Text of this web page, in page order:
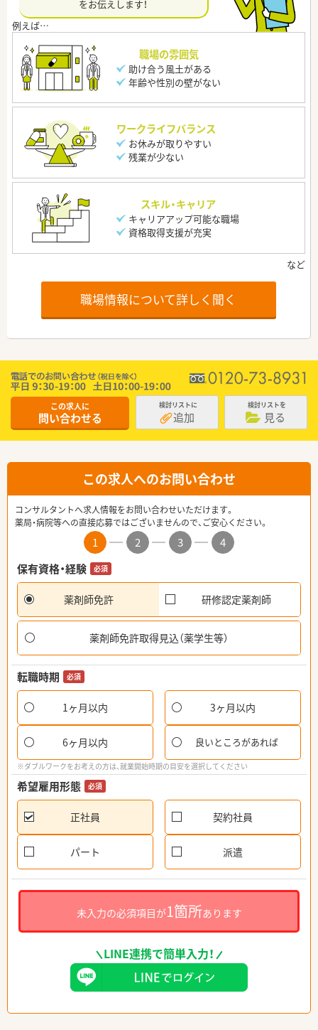
をお伝えします！
職場の雰囲気
助け合う風土がある
年齢や性別の壁がない
ワークライフバランス
お休みが取りやすい
残業が少ない
スキル・キャリア
キャリアアップ可能な職場
資格取得支援が充実
職場情報について詳しく聞く
この求人に
問い合わせる
検討リストに
追加
検討リストを
見る
この求人へのお問い合わせ
コンサルタントへ求人情報をお問い合わせいただけます。
薬局・病院等への直接応募ではございませんので、ご安心ください。
1 2 3
4
保有資格・経験
必須
薬剤師免許 研修認定薬剤師
薬剤師免許取得見込（薬学生等）
転職時期 必須
1ヶ月以内 3ヶ月以内
6ヶ月以内 良いところがあれば
※ダブルワークをお考えの方は、就業開始時期の目安を選択してください
希望雇用形態 必須
正社員 契約社員
パート 派遣
未入力の必須項目が1箇所あります
LINE連携で簡単入力！